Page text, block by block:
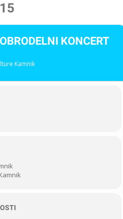
KONCERT
Kamnik